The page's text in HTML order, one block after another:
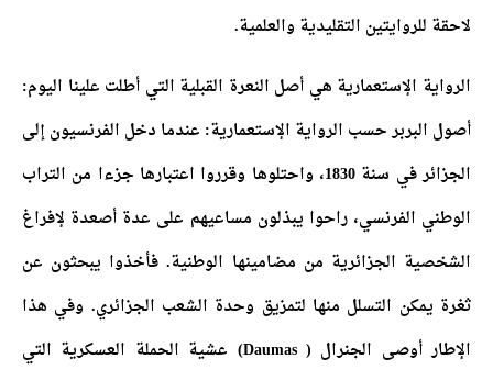
لاحقة للروايتين التقليدية والعلمية.
الرواية الإستعمارية هي أصل النعرة القبلية التي أطلت علينا اليوم:
أصول البربر حسب الرواية الإستعمارية: عندما دخل الفرنسيون إلى
الجزائر في سنة 1830، واحتلوها وقرروا اعتبارها جزءا من التراب
الوطني الفرنسي، راحوا يبذلون مساعيهم على عدة أصعدة لإفراغ
الشخصية الجزائرية من مضامينها الوطنية. فأخذوا يبحثون عن
ثغرة يمكن التسلل منها لتمزيق وحدة الشعب الجزائري. وفي هذا
الإطار أوصى الجنرال ( Daumas) عشية الحملة العسكرية التي